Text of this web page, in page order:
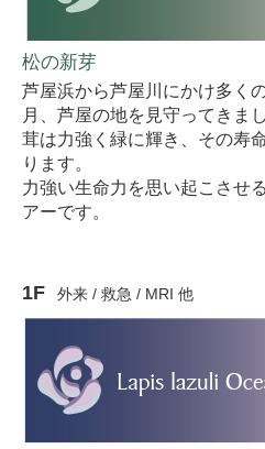
松の新芽
芦屋浜から芦屋川にかけ多く
月、芦屋の地を見守ってきま
茸は力強く緑に輝き、その寿
ります。
力強い生命力を思い起こさせ
アーです。
1F 外来 / 救急 / MRI 他